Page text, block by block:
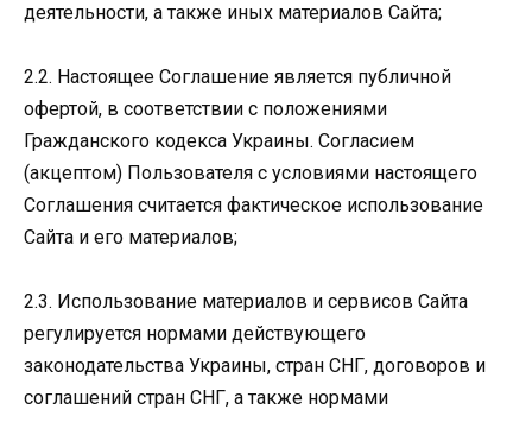
деятельности, а также иных материалов Сайта;
2.2. Настоящее Соглашение является публичной
офертой, в соответствии с положениями
Гражданского кодекса Украины. Согласием
(акцептом) Пользователя с условиями настоящего
Соглашения считается фактическое использование
Сайта и его материалов;
2.3. Использование материалов и сервисов Сайта
регулируется нормами действующего
законодательства Украины, стран СНГ, договоров и
соглашений стран СНГ, а также нормами